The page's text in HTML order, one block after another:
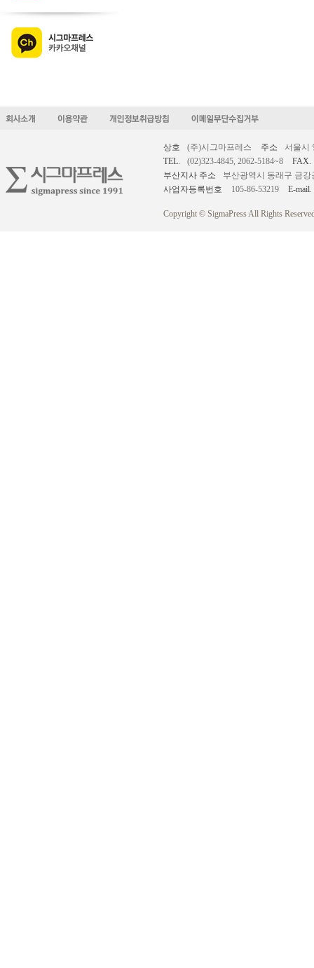
상호 (주)시그마프레스 주소
서울시
TEL.
(02)323-4845, 2062-5184~8
FAX.
부산지사 주소
부산광역시 동래구 금강
사업자등록번호
105-86-53219 E-mail.
Copyright © SigmaPress All Rights